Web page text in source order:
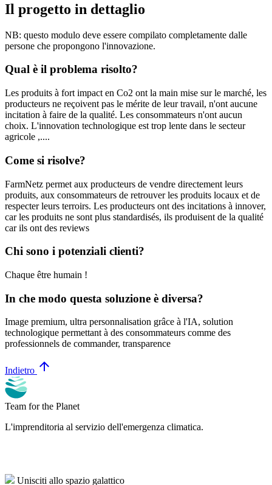
Il progetto in dettaglio
NB: questo modulo deve essere compilato completamente dalle
persone che propongono l'innovazione.
Qual è il problema risolto?
Les produits à fort impact en Co2 ont la main mise sur le marché, les
producteurs ne reçoivent pas le mérite de leur travail, n'ont aucune
incitation à faire de la qualité. Les consommateurs n'ont aucun
choix. L'innovation technologique est trop lente dans le secteur
agricole ,....
Come si risolve?
FarmNetz permet aux producteurs de vendre directement leurs
produits, aux consommateurs de retrouver les produits locaux et de
respecter leurs terroirs. Les producteurs ont des incitations à innover,
car les produits ne sont plus standardisés, ils produisent de la qualité
car ils ont des reviews
Chi sono i potenziali clienti?
Chaque être humain !
In che modo questa soluzione è diversa?
Image premium, ultra personnalisation grâce à l'IA, solution
technologique permettant à des consommateurs comme des
professionnels de commander, transparence
Indietro arrow_upward
Team for the Planet
L'imprenditoria al servizio dell'emergenza climatica.
Unisciti allo spazio galattico